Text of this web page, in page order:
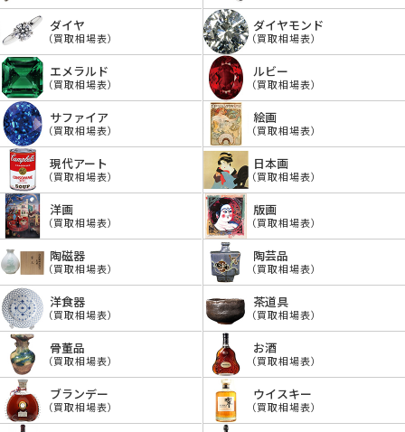
ダイヤ
（買取相場表）
ダイヤモンド
（買取相場表）
エメラルド
（買取相場表）
ルビー
（買取相場表）
サファイア
（買取相場表）
絵画
（買取相場表）
現代アート
（買取相場表）
日本画
（買取相場表）
洋画
（買取相場表）
版画
（買取相場表）
陶磁器
（買取相場表）
陶芸品
（買取相場表）
洋食器
（買取相場表）
茶道具
（買取相場表）
骨董品
（買取相場表）
お酒
（買取相場表）
ブランデー
（買取相場表）
ウイスキー
（買取相場表）